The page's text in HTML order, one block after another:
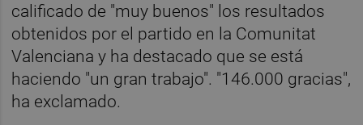
calificado de "muy buenos" los resultados
obtenidos por el partido en la Comunitat
Valenciana y ha destacado que se está
haciendo "un gran trabajo". "146.000 gracias",
ha exclamado.